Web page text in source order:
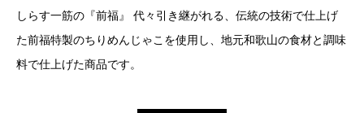
しらす一筋の『前福』 代々引き継がれる、伝統の技術で仕上げ
た前福特製のちりめんじゃこを使用し、地元和歌山の食材と調味
料で仕上げた商品です。